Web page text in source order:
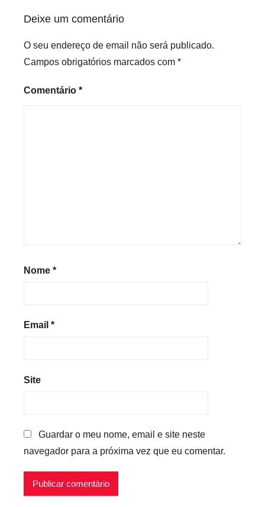
Deixe um comentário
O seu endereço de email não será publicado.
Campos obrigatórios marcados com *
Comentário *
Nome *
Email *
Site
Guardar o meu nome, email e site neste
navegador para a próxima vez que eu comentar.